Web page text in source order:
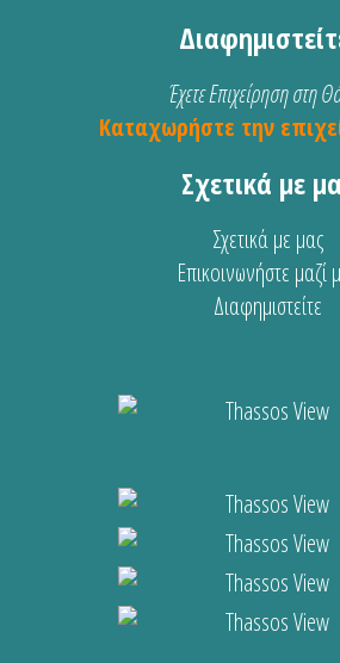
Έχετε Επιχείρηση στη
Καταχωρήστε την
Σχετικά με
Σχετικά με μας
Επικοινωνήστε μαζί
Διαφημιστείτε